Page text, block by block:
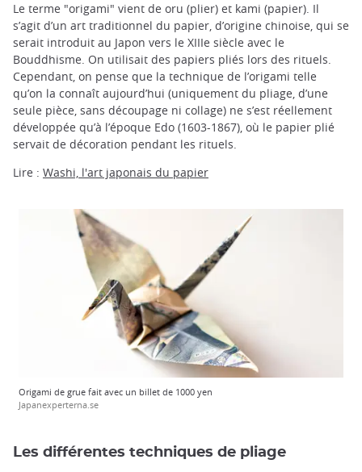
Le terme "origami" vient de oru (plier) et kami (papier). Il
s’agit d’un art traditionnel du papier, d’origine chinoise, qui se
serait introduit au Japon vers le XIIIe siècle avec le
Bouddhisme. On utilisait des papiers pliés lors des rituels.
Cependant, on pense que la technique de l’origami telle
qu’on la connaît aujourd’hui (uniquement du pliage, d’une
seule pièce, sans découpage ni collage) ne s’est réellement
développée qu’à l’époque Edo (1603-1867), où le papier plié
servait de décoration pendant les rituels.
Lire : Washi, l'art japonais du papier
Origami de grue fait avec un billet de 1000 yen
Japanexperterna.se
Les différentes techniques de pliage